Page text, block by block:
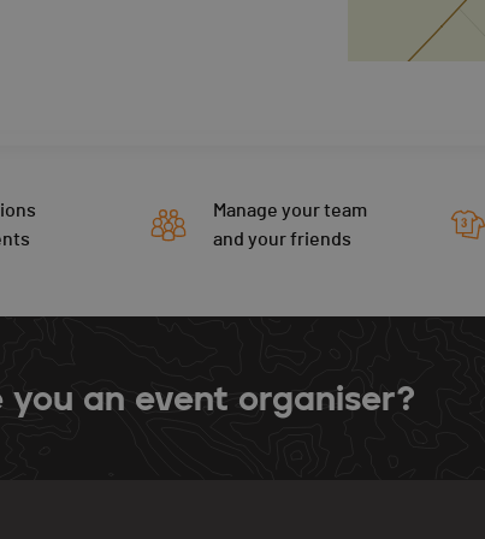
Manage your team
and your friends
you an event organiser?